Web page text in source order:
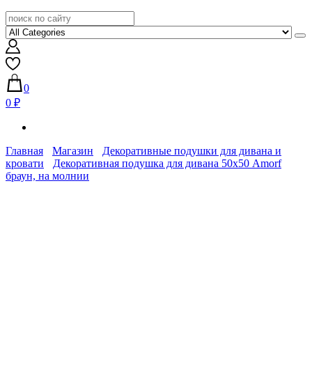
0
0 ₽
Главная Магазин
Декоративные подушки для дивана и
кровати
Декоративная подушка для дивана 50х50 Amorf
браун, на молнии